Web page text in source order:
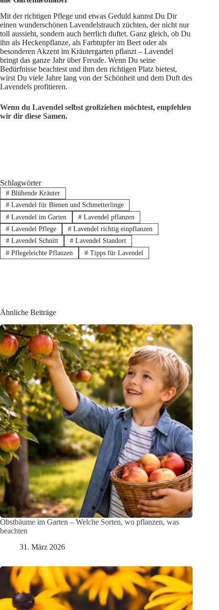
Mit der richtigen Pflege und etwas Geduld kannst Du Dir
einen wunderschönen Lavendelstrauch züchten, der nicht nur
toll aussieht, sondern auch herrlich duftet. Ganz gleich, ob Du
ihn als Heckenpflanze, als Farbtupfer im Beet oder als
besonderen Akzent im Kräutergarten pflanzt – Lavendel
bringt das ganze Jahr über Freude. Wenn Du seine
Bedürfnisse beachtest und ihm den richtigen Platz bietest,
wirst Du viele Jahre lang von der Schönheit und dem Duft des
Lavendels profitieren.
Wenn du Lavendel selbst großziehen möchtest, empfehlen
wir dir diese Samen.
Schlagwörter
#Blühende Kräuter
#Lavendel für Bienen und Schmetterlinge
#Lavendel im Garten #Lavendel pflanzen
#Lavendel Pflege #Lavendel richtig einpflanzen
#Lavendel Schnitt #Lavendel Standort
#Pflegeleichte Pflanzen #Tipps für Lavendel
Ähnliche Beiträge
Obstbäume im Garten – Welche Sorten, wo pflanzen, was
beachten
31. März 2026